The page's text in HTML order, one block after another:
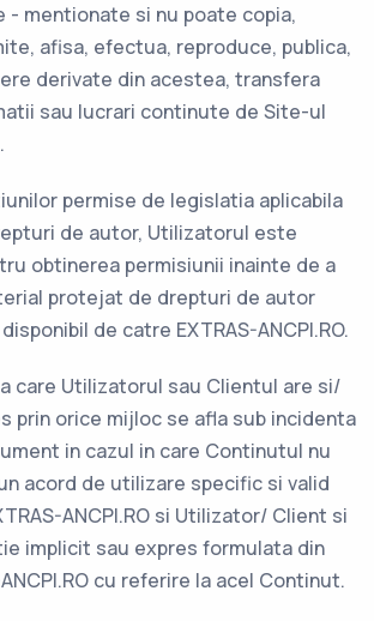
- mentionate si nu poate copia,
afisa, efectua, reproduce, publica,
derivate din acestea, transfera
sau lucrari continute de Site-ul
permise de legislatia aplicabila
de autor, Utilizatorul este
obtinerea permisiunii inainte de a
protejat de drepturi de autor
de catre EXTRAS-ANCPI.RO.
care Utilizatorul sau Clientul are si/
prin orice mijloc se afla sub incidenta
in cazul in care Continutul nu
acord de utilizare specific si valid
ANCPI.RO si Utilizator/ Client si
implicit sau expres formulata din
cu referire la acel Continut.